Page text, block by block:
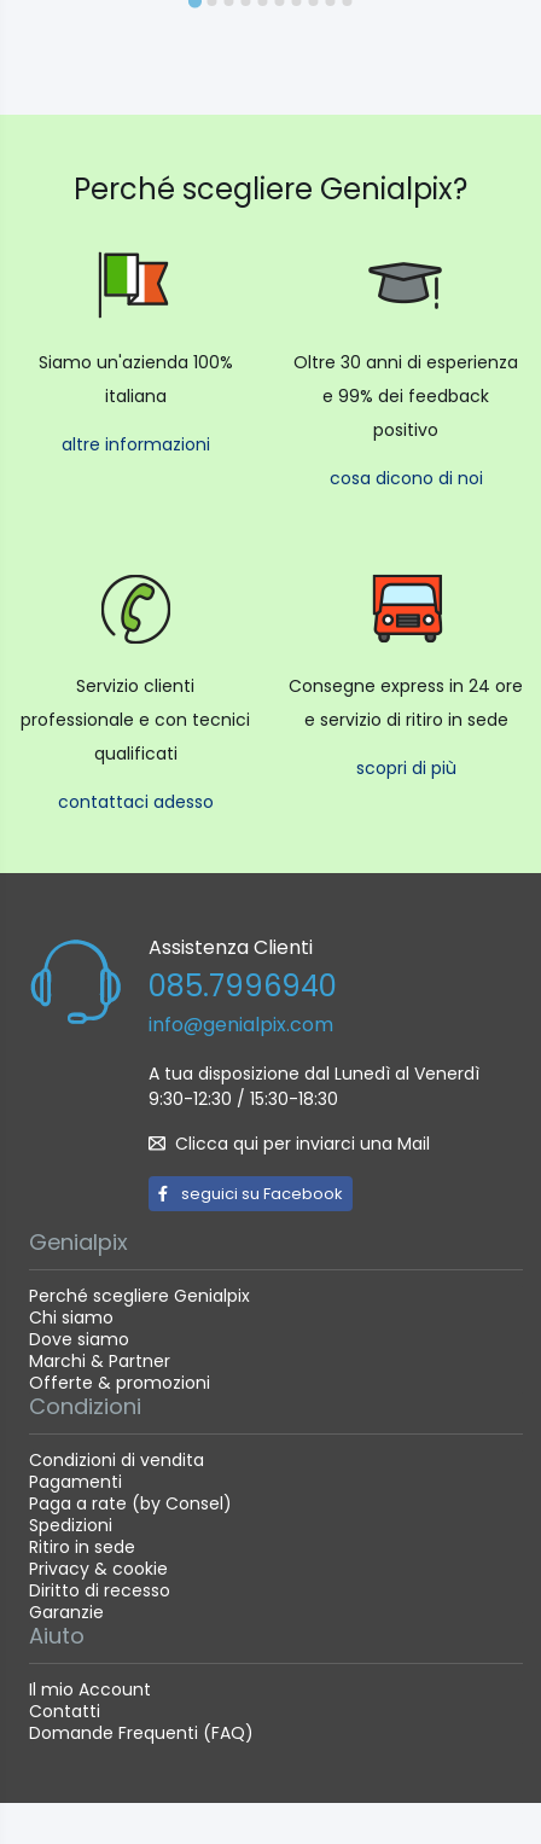
Perché scegliere Genialpix?
Siamo un'azienda 100%
italiana
altre informazioni
Oltre 30 anni di esperienza
e 99% dei feedback
positivo
cosa dicono di noi
Servizio clienti
professionale e con tecnici
qualificati
contattaci adesso
Consegne express in 24 ore
e servizio di ritiro in sede
scopri di più
Assistenza Clienti
085.7996940
info@genialpix.com
A tua disposizione dal Lunedì al Venerdì
9:30-12:30 / 15:30-18:30
Clicca qui per inviarci una Mail
seguici su Facebook
Genialpix
Perché scegliere Genialpix
Chi siamo
Dove siamo
Marchi & Partner
Offerte & promozioni
Condizioni
Condizioni di vendita
Pagamenti
Paga a rate (by Consel)
Spedizioni
Ritiro in sede
Privacy & cookie
Diritto di recesso
Garanzie
Aiuto
Il mio Account
Contatti
Domande Frequenti (FAQ)